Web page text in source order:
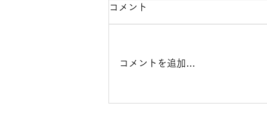
【10月4日（日）開催】Do-
Clinic第3回健康フェア2026
フェアのご案内記事となります。
コメント
コメントを追加…